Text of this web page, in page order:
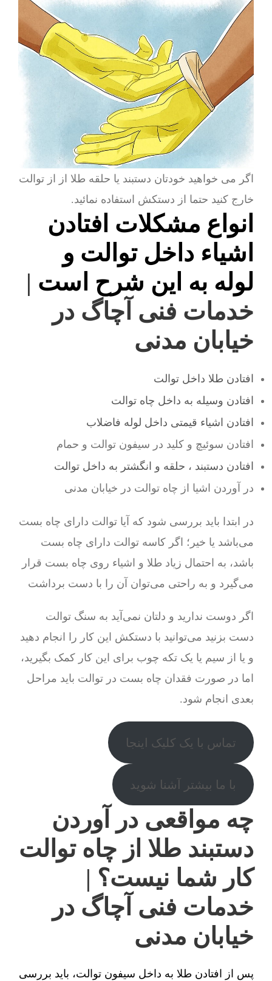
اگر می خواهید خودتان دستبند یا حلقه طلا از از توالت
خارج کنید حتما از دستکش استفاده نمائید.
انواع مشکلات افتادن
اشیاء داخل توالت و
لوله به این شرح است |
خدمات فنی آچاگ در
خیابان مدنی
افتادن طلا داخل توالت
افتادن وسیله به داخل چاه توالت
افتادن اشیاء قیمتی داخل لوله فاضلاب
افتادن سوئیچ و کلید در سیفون توالت و حمام
افتادن دستبند ، حلقه و انگشتر به داخل توالت
در آوردن اشیا از چاه توالت در خیابان مدنی
در ابتدا باید بررسی شود که آیا توالت دارای چاه بست
می‌باشد یا خیر؛ اگر کاسه توالت دارای چاه بست
باشد، به احتمال زیاد طلا و اشیاء روی چاه بست قرار
می‌گیرد و به راحتی می‌توان آن را با دست برداشت
اگر دوست ندارید و دلتان نمی‌آید به سنگ توالت
دست بزنید می‌توانید با دستکش این کار را انجام دهید
و یا از سیم یا یک تکه چوب برای این کار کمک بگیرید،
اما در صورت فقدان چاه بست در توالت باید مراحل
بعدی انجام شود.
تماس با یک کلیک اینجا
با ما بیشتر آشنا شوید
چه مواقعی در آوردن
دستبند طلا از چاه توالت
کار شما نیست؟ |
خدمات فنی آچاگ در
خیابان مدنی
پس از افتادن طلا به داخل سیفون توالت، باید بررسی